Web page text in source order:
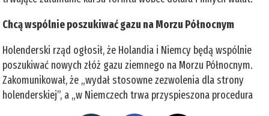
Chcą wspólnie poszukiwać gazu na Morzu Północnym
Holenderski rząd ogłosił, że Holandia i Niemcy będą wspólnie
poszukiwać nowych złóż gazu ziemnego na Morzu Północnym.
Zakomunikował, że „wydał stosowne zezwolenia dla strony
holenderskiej”, a „w Niemczech trwa przyspieszona procedura